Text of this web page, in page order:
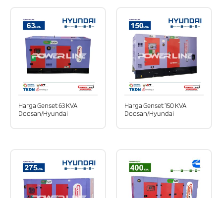
Harga Genset 63 KVA
Doosan/Hyundai
Harga Genset 150 KVA
Doosan/Hyundai